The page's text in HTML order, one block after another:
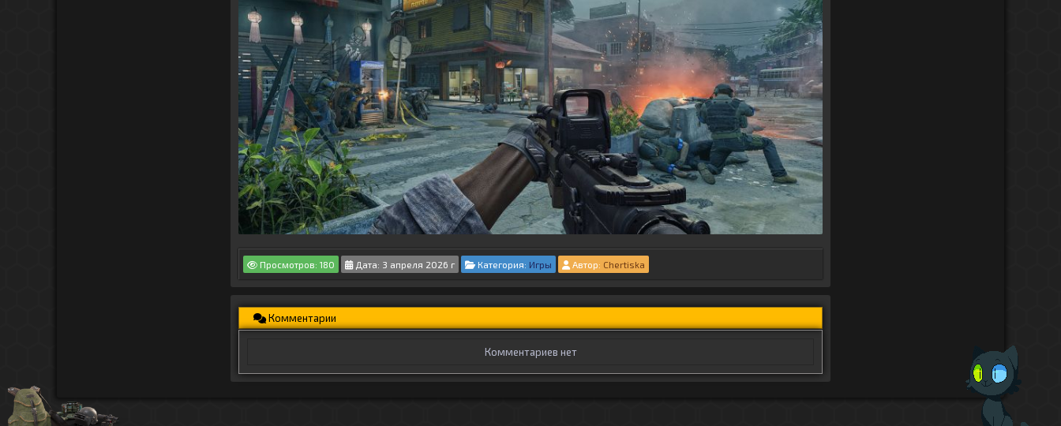
Просмотров: 180 Дата: 3 апреля 2026 г Категория: Игры Автор: Chertiska
Комментарии
Комментариев нет